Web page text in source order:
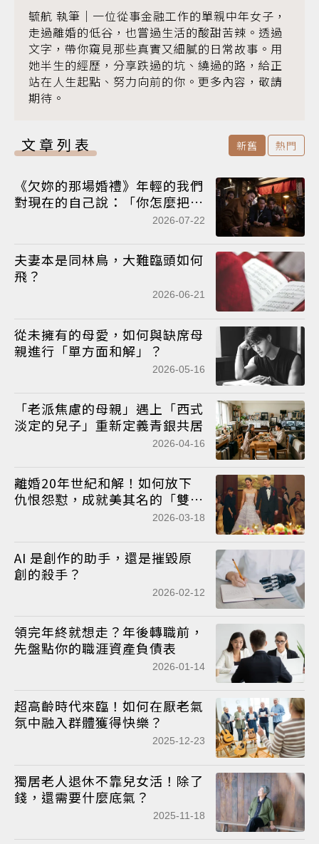
毓航 執筆｜一位從事金融工作的單親中年女子，
走過離婚的低谷，也嘗過生活的酸甜苦辣。透過
文字，帶你窺見那些真實又細膩的日常故事。用
她半生的經歷，分享跌過的坑、繞過的路，給正
站在人生起點、努力向前的你。更多內容，敬請
期待。
文章列表 新舊 熱門
《欠妳的那場婚禮》年輕的我們
對現在的自己說：「你怎麼把人
2026-07-22
夫妻本是同林鳥，大難臨頭如何
飛？
2026-06-21
從未擁有的母愛，如何與缺席母
親進行「單方面和解」？
2026-05-16
「老派焦慮的母親」遇上「西式
淡定的兒子」重新定義青銀共居
2026-04-16
離婚20年世紀和解！如何放下
仇恨怨懟，成就美其名的「雙
2026-03-18
AI 是創作的助手，還是摧毀原
創的殺手？
2026-02-12
領完年終就想走？年後轉職前，
先盤點你的職涯資產負債表
2026-01-14
超高齡時代來臨！如何在厭老氣
氛中融入群體獲得快樂？
2025-12-23
獨居老人退休不靠兒女活！除了
錢，還需要什麼底氣？
2025-11-18